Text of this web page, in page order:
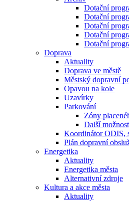
Dotační
Dotační
Dotační
Dotační
Dotační
Doprava
Aktuality
Doprava ve městě
Městský dopravní
Opavou na kole
Uzavírky
Parkování
Zóny
Další
Koordinátor ODIS,
Plán dopravní
Energetika
Aktuality
Energetika města
Alternativní zdroje
Kultura a akce města
Aktuality